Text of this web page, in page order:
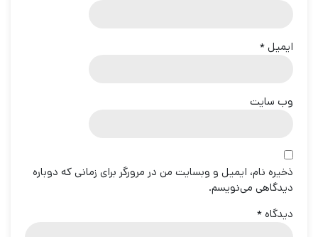
ایمیل*
وب‌ سایت
ذخیره نام، ایمیل و وبسایت من در مرورگر برای زمانی که دوباره
دیدگاهی می‌نویسم.
دیدگاه*